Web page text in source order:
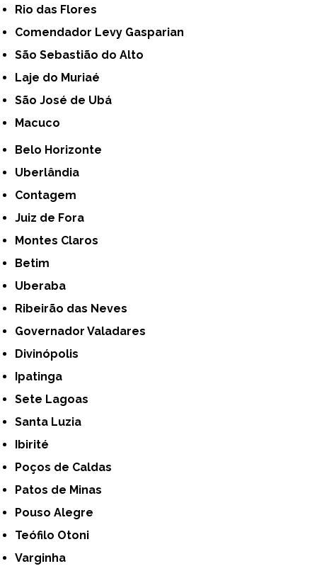
Rio das Flores
Comendador Levy Gasparian
São Sebastião do Alto
Laje do Muriaé
São José de Ubá
Macuco
Belo Horizonte
Uberlândia
Contagem
Juiz de Fora
Montes Claros
Betim
Uberaba
Ribeirão das Neves
Governador Valadares
Divinópolis
Ipatinga
Sete Lagoas
Santa Luzia
Ibirité
Poços de Caldas
Patos de Minas
Pouso Alegre
Teófilo Otoni
Varginha